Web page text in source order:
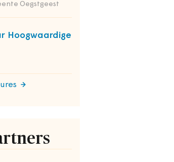
Oegstgeest
Hoogwaardige